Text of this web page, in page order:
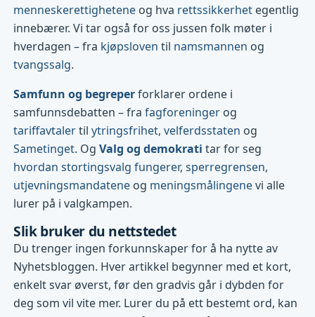
menneskerettighetene og hva rettssikkerhet egentlig
innebærer. Vi tar også for oss jussen folk møter i
hverdagen – fra kjøpsloven til namsmannen og
tvangssalg.
Samfunn og begreperforklarer ordene i
samfunnsdebatten – frafagforeninger og
tariffavtalertilytringsfrihet,velferdsstaten og
Sametinget. OgValg og demokrati tar for seg
hvordan stortingsvalg fungerer,sperregrensen,
utjevningsmandatene og meningsmålingenevi alle
lurer på i valgkampen.
Slik bruker du nettstedet
Du trenger ingen forkunnskaper for å ha nytte av
Nyhetsbloggen. Hver artikkel begynner med et kort,
enkelt svar øverst, før den gradvis går i dybden for
deg som vil vite mer. Lurer du på ett bestemt ord, kan